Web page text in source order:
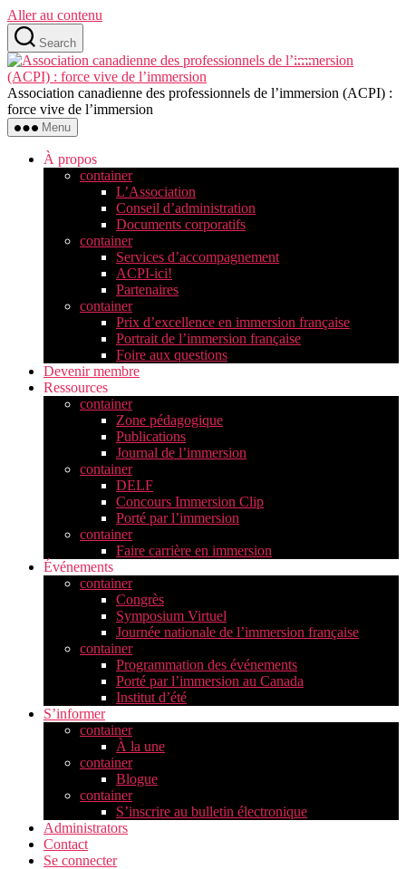
Aller au contenu
Search
Association canadienne des professionnels de l’immersion (ACPI) :
force vive de l’immersion
Menu
À propos
container
L’Association
Conseil d’administration
Documents corporatifs
container
Services d’accompagnement
ACPI-ici!
Partenaires
container
Prix d’excellence en immersion française
Portrait de l’immersion française
Foire aux questions
Devenir membre
Ressources
container
Zone pédagogique
Publications
Journal de l’immersion
container
DELF
Concours Immersion Clip
Porté par l’immersion
container
Faire carrière en immersion
Événements
container
Congrès
Symposium Virtuel
Journée nationale de l’immersion française
container
Programmation des événements
Porté par l’immersion au Canada
Institut d’été
S’informer
container
À la une
container
Blogue
container
S’inscrire au bulletin électronique
Administrators
Contact
Se connecter